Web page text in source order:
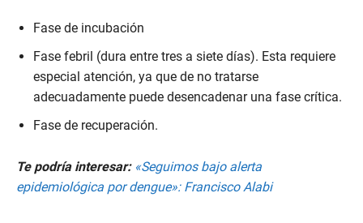
Fase de incubación
Fase febril (dura entre tres a siete días). Esta requiere
especial atención, ya que de no tratarse
adecuadamente puede desencadenar una fase crítica.
Fase de recuperación.
Te podría interesar: «Seguimos bajo alerta
epidemiológica por dengue»: Francisco Alabi